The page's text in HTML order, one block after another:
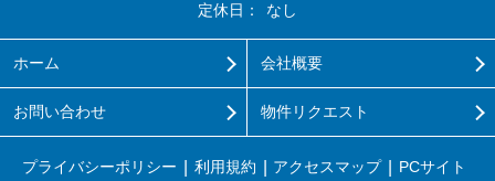
定休日：
なし
ホーム 会社概要
お問い合わせ 物件リクエスト
プライバシーポリシー 利用規約 アクセスマップ PCサイト